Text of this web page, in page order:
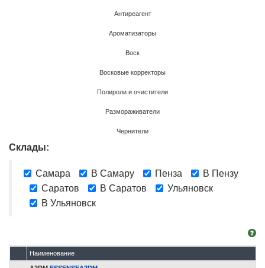
Антиреагент
Ароматизаторы
Воск
Восковые корректоры
Полироли и очистители
Размораживатели
Чернители
Склады:
Самара В Самару Пенза
В Пензу
Саратов
В Саратов
Ульяновск
В Ульяновск
Наименование